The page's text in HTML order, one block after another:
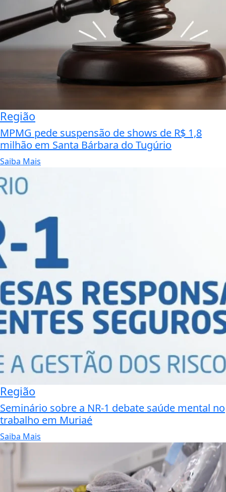
Região
MPMG pede suspensão de shows de R$ 1,8
milhão em Santa Bárbara do Tugúrio
Saiba Mais
Região
Seminário sobre a NR-1 debate saúde mental no
trabalho em Muriaé
Saiba Mais